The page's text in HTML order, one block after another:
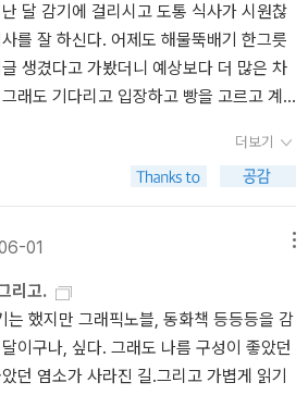
달 감기에 걸리시고 도통 식사가 시원찮
를 잘 하신다. 어제도 해물뚝배기 한그릇
생겼다고 가봤더니 예상보다 더 많은 차
래도 기다리고 입장하고 빵을 고르고 계
이글을 좋아했으니 나는 만족. - 지금 사무
가 생각나 뜯어먹다 남은 플레인 베이글
만 덜 짜면 더 만족스럽겠지만. 뭐.그래서
가 앉아있으려니 집중해서 읽을 책을 꺼
책들은 읽어야하는, 읽으려는, 오늘 받은
가고 있던 - 책 받은지 일주일도 되지 않
니. 무섭구나. - 우체국 아가씨를 꺼내들고
책은 잠들기 전이나 아침에 꼭 조금씩이
니 책진도가 조금씩 나가고 있는 중. 숙제
더보기
01
리고.
는 했지만 그래픽노블, 동화책 등등등을 감
이구나, 싶다. 그래도 나름 구성이 좋았던
던 염소가 사라진 길.그리고 가볍게 읽기